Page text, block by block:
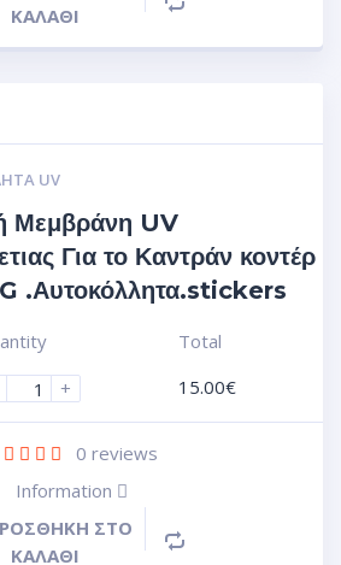
ΚΑΛΆΘΙ
UV
Μεμβράνη UV
Για το Καντράν κοντέρ
.Αυτοκόλλητα.stickers
+
Total
15.00€
0 reviews
Information
ΣΤΟ
ΚΑΛΆΘΙ